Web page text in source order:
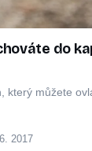
do
který můžete
2017